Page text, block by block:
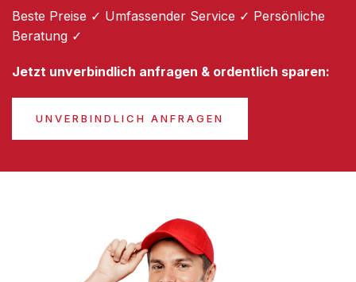
Beste Preise ✓ Umfassender Service ✓ Persönliche
Beratung ✓
Jetzt unverbindlich anfragen & ordentlich sparen:
UNVERBINDLICH ANFRAGEN